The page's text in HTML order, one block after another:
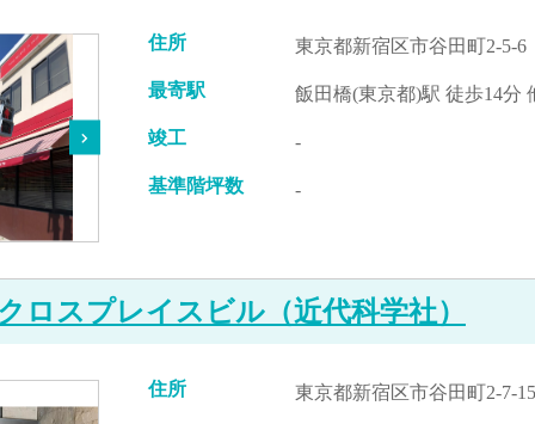
住所 東京都新宿区市谷田町2-5-6
最寄駅 飯田橋(東京都)駅 徒歩14分
竣工 -
基準階坪数 -
ロスプレイスビル（近代科学社）
住所 東京都新宿区市谷田町2-7-15